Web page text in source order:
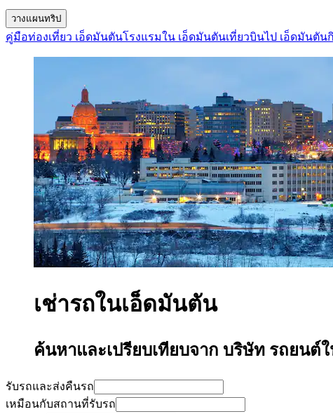
วางแผนทริป
คู่มือท่องเที่ยว เอ็ดมันตันโรงแรมใน เอ็ดมันตันเที่ยวบินไป เอ็ดมันตัน
เช่ารถในเอ็ดมันตัน
ค้นหาและเปรียบเทียบจาก บริษัท รถยนต์
รับรถและส่งคืนรถ
เหมือนกับสถานที่รับรถ